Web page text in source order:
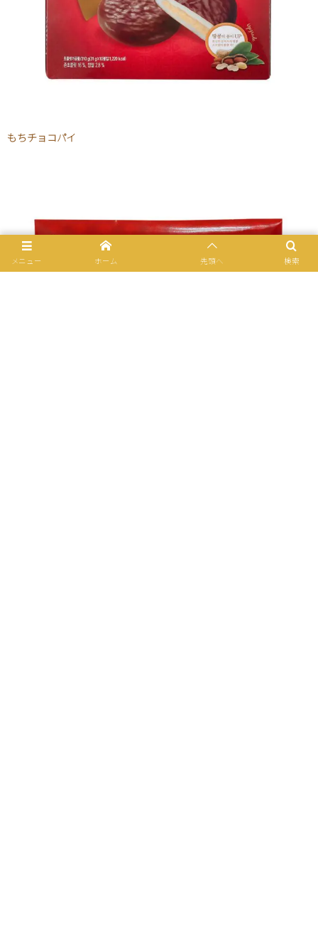
もちチョコパイ
メニュー 検索
ホーム 先頭へ